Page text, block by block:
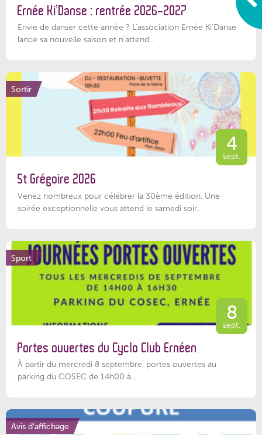
Ernée Ki’Danse : rentrée 2026-2027
Envie de danser cette année ? L'association Ernée Ki'Danse
lance sa nouvelle saison et n'attend...
Sortir
4
sept.
St Grégoire 2026
Venez nombreux pour célébrer la 30ème édition. Une
soirée exceptionnelle vous attend le samedi soir...
Sport
8
sept.
Portes ouvertes du Cyclo Club Ernéen
À partir du mercredi 8 septembre, portes ouvertes au
parking du COSEC de 14h00 à...
Avis d'affichage